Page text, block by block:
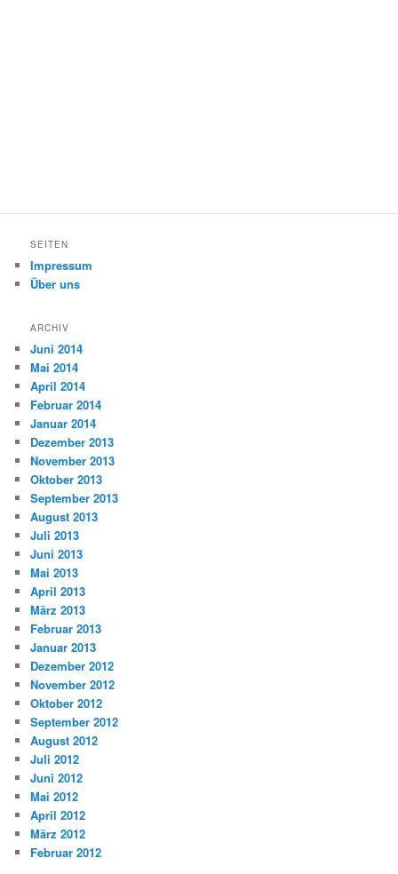
SEITEN
Impressum
Über uns
ARCHIV
Juni 2014
Mai 2014
April 2014
Februar 2014
Januar 2014
Dezember 2013
November 2013
Oktober 2013
September 2013
August 2013
Juli 2013
Juni 2013
Mai 2013
April 2013
März 2013
Februar 2013
Januar 2013
Dezember 2012
November 2012
Oktober 2012
September 2012
August 2012
Juli 2012
Juni 2012
Mai 2012
April 2012
März 2012
Februar 2012